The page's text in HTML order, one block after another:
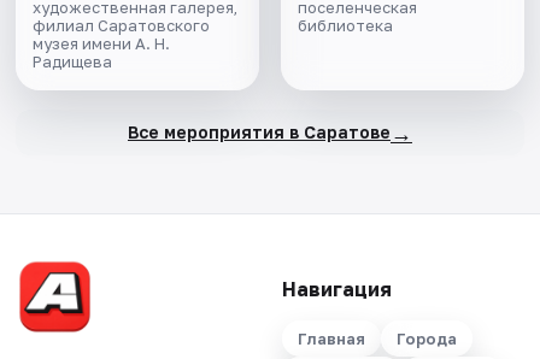
художественная галерея,
филиал Саратовского
музея имени А. Н.
Радищева
поселенческая
библиотека
Все мероприятия в Саратове →
Навигация
Главная
Города